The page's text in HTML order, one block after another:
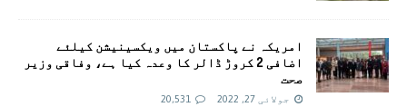
امريکہ نے پاکستان میں ویکسینیشن کیلئے
اضافی 2 کروڑ ڈالر کا وعدہ کیا ہے، وفاقی وزیر
صحت
جولائی 27, 2022 20,531